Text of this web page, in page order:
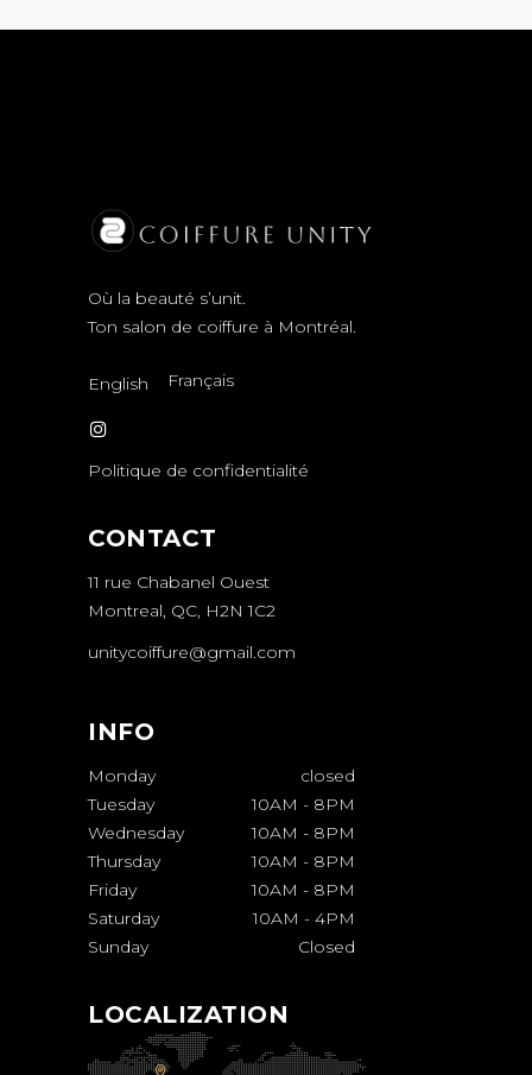
Où la beauté s’unit.
Ton salon de coiffure à Montréal.
English Français
Politique de confidentialité
CONTACT
11 rue Chabanel Ouest
Montreal, QC, H2N 1C2
unitycoiffure@gmail.com
INFO
Monday
closed
Tuesday
10AM - 8PM
Wednesday
10AM - 8PM
Thursday
10AM - 8PM
Friday
10AM - 8PM
Saturday
10AM - 4PM
Sunday
Closed
LOCALIZATION